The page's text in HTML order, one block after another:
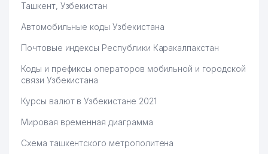
Ташкент, Узбекистан
Автомобильные коды Узбекистана
Почтовые индексы Республики Каракалпакстан
Коды и префиксы операторов мобильной и городской
связи Узбекистана
Курсы валют в Узбекистане 2021
Мировая временная диаграмма
Схема ташкентского метрополитена